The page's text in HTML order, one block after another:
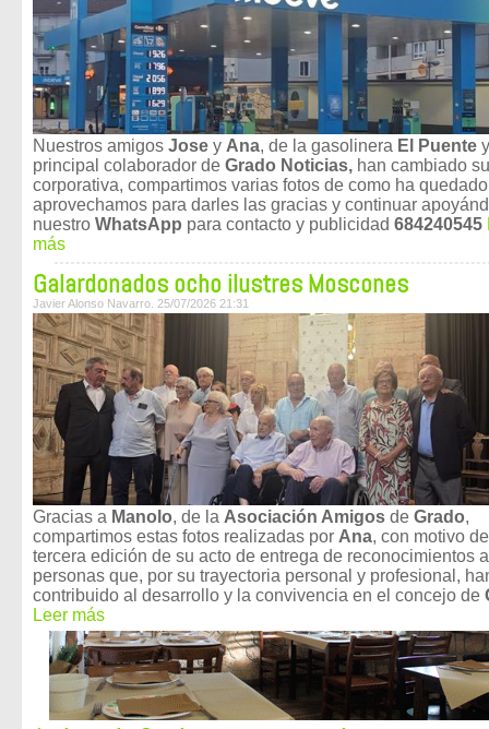
Nuestros amigos Jose y Ana, de la gasolinera El Puente y
principal colaborador de Grado Noticias, han cambiado
corporativa, compartimos varias fotos de como ha
aprovechamos para darles las gracias y continuar
nuestro WhatsApp para contacto y publicidad 684240545
más
Galardonados ocho ilustres Moscones
Javier Alonso Navarro. 25/07/2026 21:31
Gracias a Manolo, de la Asociación Amigos de Grado,
compartimos estas fotos realizadas por Ana, con motivo
tercera edición de su acto de entrega de reconocimientos a
personas que, por su trayectoria personal y profesional,
contribuido al desarrollo y la convivencia en el concejo de
Leer más